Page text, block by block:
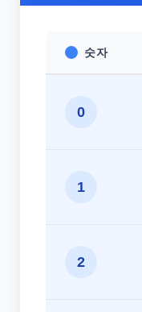
숫자
0
1
2